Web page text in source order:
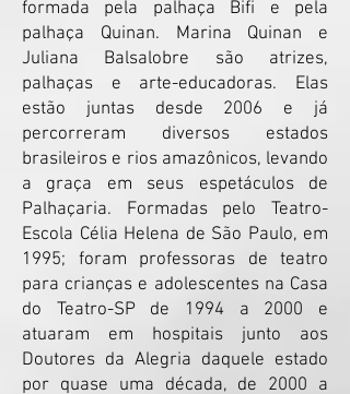
formada pela palhaça Bifi e pela
palhaça Quinan. Marina Quinan e
Juliana Balsalobre são atrizes,
palhaças e arte-educadoras. Elas
estão juntas desde 2006 e já
percorreram diversos estados
brasileiros e rios amazônicos, levando
a graça em seus espetáculos de
Palhaçaria. Formadas pelo Teatro-
Escola Célia Helena de São Paulo, em
1995; foram professoras de teatro
para crianças e adolescentes na Casa
do Teatro-SP de 1994 a 2000 e
atuaram em hospitais junto aos
Doutores da Alegria daquele estado
por quase uma década, de 2000 a